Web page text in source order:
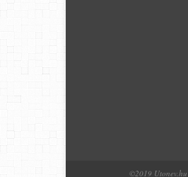
©2019 Utonev.hu